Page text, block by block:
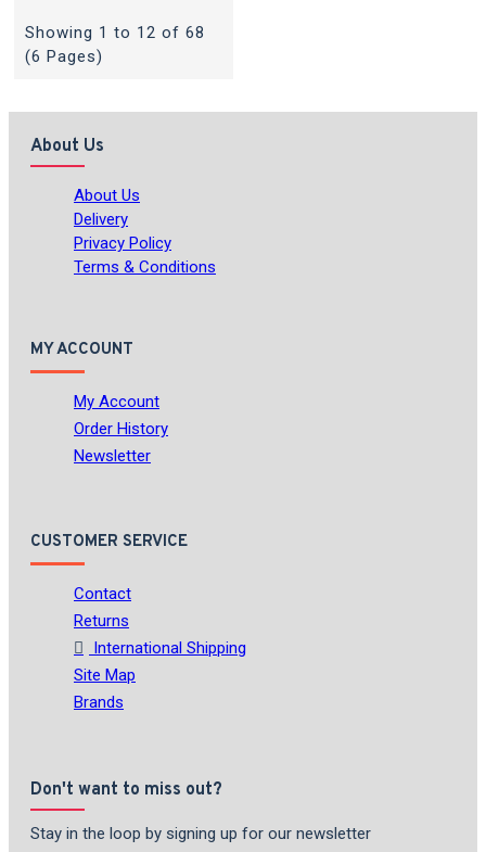
Showing 1 to 12 of 68
(6 Pages)
About Us
About Us
Delivery
Privacy Policy
Terms & Conditions
MY ACCOUNT
My Account
Order History
Newsletter
CUSTOMER SERVICE
Contact
Returns
International Shipping
Site Map
Brands
Don't want to miss out?
Stay in the loop by signing up for our newsletter